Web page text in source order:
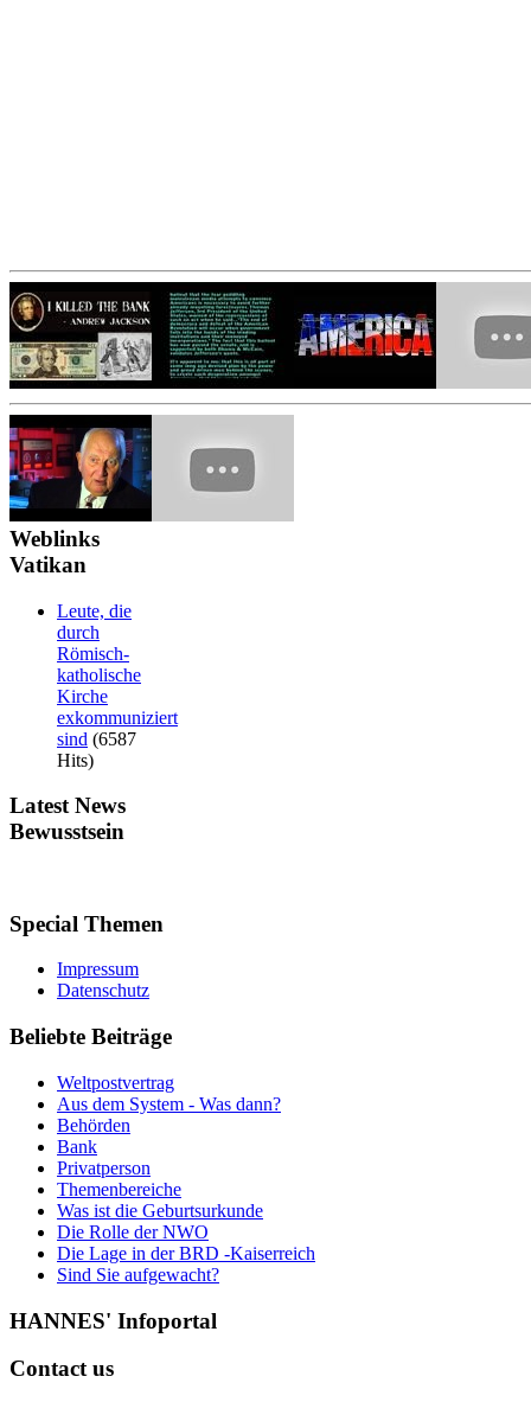
Weblinks
Vatikan
Leute, die
durch
Römisch-
katholische
Kirche
exkommuniziert
sind (6587
Hits)
LatestNews
Bewusstsein
Special Themen
Impressum
Datenschutz
Beliebte Beiträge
Weltpostvertrag
Aus dem System - Was dann?
Behörden
Bank
Privatperson
Themenbereiche
Was ist die Geburtsurkunde
Die Rolle der NWO
Die Lage in der BRD -Kaiserreich
Sind Sie aufgewacht?
HANNES' Infoportal
Contactus